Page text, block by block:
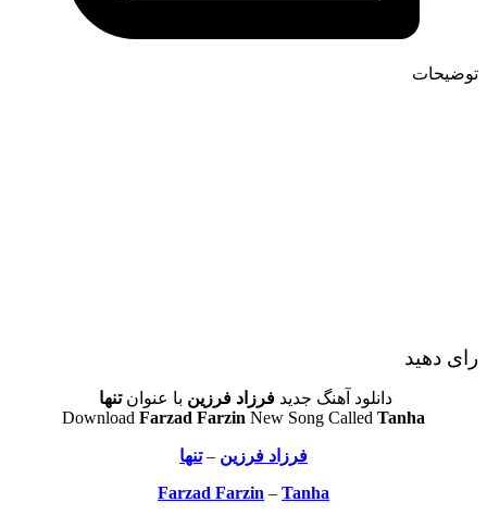
توضیحات
رای دهید
دانلود آهنگ جدید فرزاد فرزین با عنوانتنها
Download Farzad Farzin New Song Called Tanha
فرزاد فرزین –تنها
Farzad Farzin – Tanha